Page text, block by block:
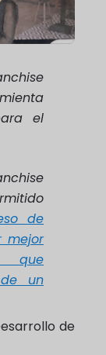
el
de
mejor
que
un
de